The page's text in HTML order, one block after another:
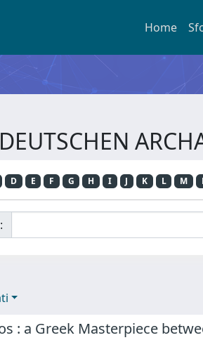
Home
D E F G H I J K L M
: a Greek Masterpiece